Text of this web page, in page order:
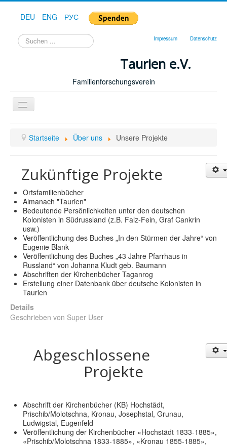
DEU ENG РУС
Suchen
...
Impressum Datenschutz
Taurien e.V.
Familienforschungsverein
Toggle
Navigation
Geschichte
Downloads
Publikationen
Shop
Über uns
Startseite Über uns Unsere Projekte
Zukünftige Projekte
Ortsfamilienbücher
Almanach "Taurien"
Bedeutende Persönlichkeiten unter den deutschen
Kolonisten in Südrussland (z.B. Falz-Fein, Graf Cankrin
usw.)
Veröffentlichung des Buches „In den Stürmen der Jahre“ von
Eugenie Blank
Veröffentlichung des Buches „43 Jahre Pfarrhaus in
Russland“ von Johanna Kludt geb. Baumann
Abschriften der Kirchenbücher Taganrog
Erstellung einer Datenbank über deutsche Kolonisten in
Taurien
Details
Geschrieben von Super User
Abgeschlossene
Projekte
Abschrift der Kirchenbücher (KB) Hochstädt,
Prischib/Molotschna, Kronau, Josephstal, Grunau,
Ludwigstal, Eugenfeld
Veröffentlichung der Kirchenbücher «Hochstädt 1833-1885»,
«Prischib/Molotschna 1833-1885», «Kronau 1855-1885»,